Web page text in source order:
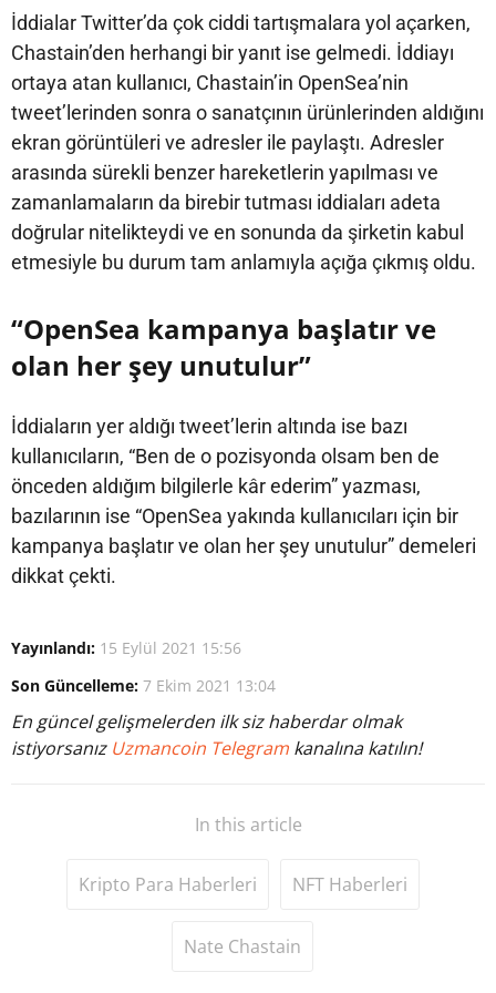
İddialar Twitter’da çok ciddi tartışmalara yol açarken,
Chastain’den herhangi bir yanıt ise gelmedi. İddiayı
ortaya atan kullanıcı, Chastain’in OpenSea’nin
tweet’lerinden sonra o sanatçının ürünlerinden aldığını
ekran görüntüleri ve adresler ile paylaştı. Adresler
arasında sürekli benzer hareketlerin yapılması ve
zamanlamaların da birebir tutması iddiaları adeta
doğrular nitelikteydi ve en sonunda da şirketin kabul
etmesiyle bu durum tam anlamıyla açığa çıkmış oldu.
“OpenSea kampanya başlatır ve
olan her şey unutulur”
İddiaların yer aldığı tweet’lerin altında ise bazı
kullanıcıların, “Ben de o pozisyonda olsam ben de
önceden aldığım bilgilerle kâr ederim” yazması,
bazılarının ise “OpenSea yakında kullanıcıları için bir
kampanya başlatır ve olan her şey unutulur” demeleri
dikkat çekti.
Yayınlandı: 15 Eylül 2021 15:56
Son Güncelleme: 7 Ekim 2021 13:04
En güncel gelişmelerden ilk siz haberdar olmak
istiyorsanız Uzmancoin Telegram kanalına katılın!
In this article
Kripto Para Haberleri NFT Haberleri
Nate Chastain